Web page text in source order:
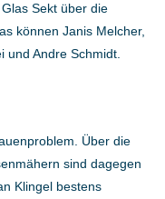
Sekt über die
können Janis Melcher,
und Andre Schmidt.
Über die
sind dagegen
Klingel bestens